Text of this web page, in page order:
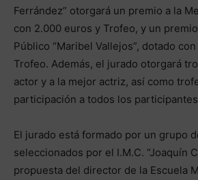
Ferrández” otorgará un premio a la
con 2.000 euros y Trofeo, y un
Público “Maribel Vallejos”, dotado
Trofeo. Además, el jurado otorgará
actor y a la mejor actriz, así como
participación a todos los
El jurado está formado por un grupo
seleccionados por el I.M.C. “Joaquín
propuesta del director de la Escuela